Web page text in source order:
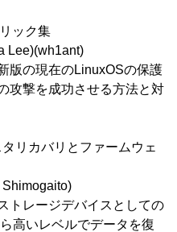
ック集
版の現在のLinuxOSの保護
攻撃を成功させる方法と対
リカバリとファームウェ
トレージデバイスとしての
高いレベルでデータを復